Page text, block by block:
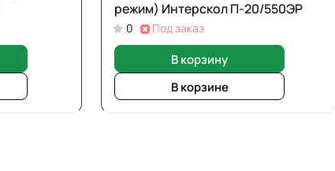
режим) Интерскол П-20/550ЭР
0 Под заказ
В корзину
В корзине